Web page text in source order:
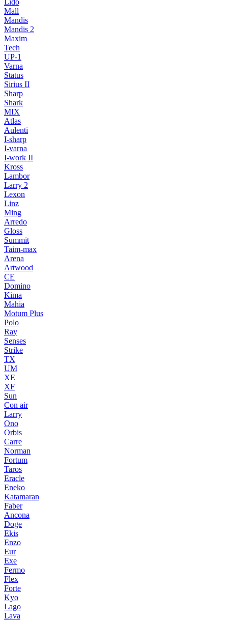
Lido
Mall
Mandis
Mandis 2
Maxim
Tech
UP-1
Varna
Status
Sirius II
Sharp
Shark
MIX
Atlas
Aulenti
I-sharp
I-varna
I-work II
Kross
Lambor
Larry 2
Lexon
Linz
Ming
Arredo
Gloss
Summit
Taim-max
Arena
Artwood
CE
Domino
Kima
Mahia
Motum Plus
Polo
Ray
Senses
Strike
TX
UM
XE
XF
Sun
Con air
Larry
Ono
Orbis
Carre
Norman
Fortum
Taros
Eracle
Eneko
Katamaran
Faber
Ancona
Doge
Ekis
Enzo
Eur
Exe
Fermo
Flex
Forte
Kyo
Lago
Lava